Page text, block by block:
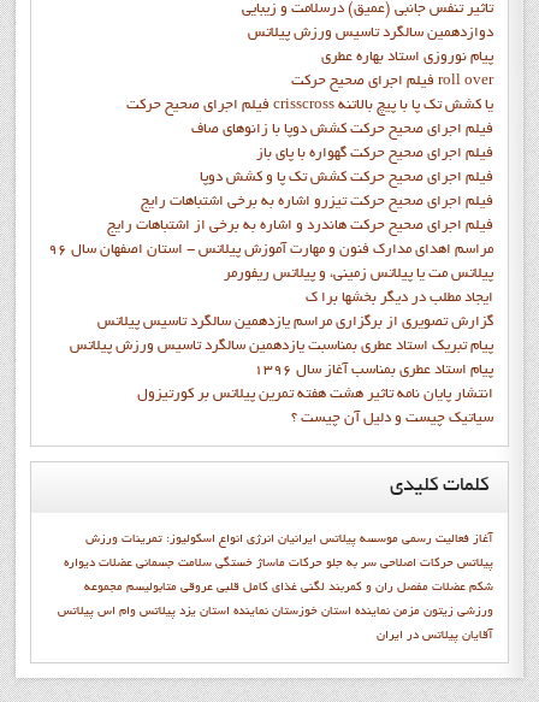
تاثیر تنفس جانبی (عمیق) درسلامت و زیبایی
دوازدهمين سالگرد تاسيس ورزش پيلاتس
پيام نوروزي استاد بهاره عطري
فيلم اجراي صحيح حرکت roll over
فيلم اجراي صحيح حركت crisscross يا كشش تك پا با پيچ بالاتنه
فيلم اجراي صحيح حرکت كشش دوپا با زانوهاي صاف
فيلم اجراي صحيح حرکت گهواره با پاي باز
فيلم اجراي صحيح حرکت کشش تک پا و کشش دوپا
فيلم اجراي صحيح حرکت تيزرو اشاره به برخي اشتباهات رايج
فيلم اجراي صحيح حرکت هاندرد و اشاره به برخي از اشتباهات رايج
مراسم اهدای مدارک فنون و مهارت آموزش پیلاتس - استان اصفهان سال 96
پیلاتس مت یا پیلاتس زمینی، و پیلاتس ریفورمر
ايجاد مطلب در ديگر بخشها برا ک
گزارش تصويري از برگزاري مراسم يازدهمين سالگرد تاسيس پيلاتس
پيام تبريک استاد عطري بمناسبت يازدهمين سالگرد تاسيس ورزش پيلاتس
پيام استاد عطري بمناسب آغاز سال 1396
انتشار پايان نامه تاثیر هشت هفته تمرین پیلاتس بر کورتیزول
سیاتیک چیست و دلیل آن چیست ؟
کلماتکلیدی
آغاز فعاليت رسمي موسسه پيلاتس ايرانيان انرژی انواع اسکولیوز: تمرينات ورزش
پيلاتس حرکات اصلاحی سر به جلو حرکات ماساژ خستگی سلامت جسمانی عضلات دیواره
شکم عضلات مفصل ران و کمربند لگنی غذای کامل قلبی عروقی متابوليسم مجموعه
ورزشی زیتون مزمن نماينده استان خوزستان نماينده استان يزد پيلاتس وام اس پیلاتس
آقایان پیلاتس در ایران